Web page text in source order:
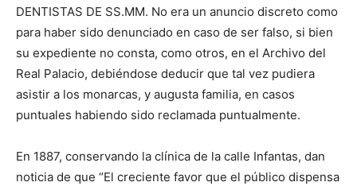
DENTISTAS DE SS.MM. No era un anuncio discreto como
para haber sido denunciado en caso de ser falso, si bien
su expediente no consta, como otros, en el Archivo del
Real Palacio, debiéndose deducir que tal vez pudiera
asistir a los monarcas, y augusta familia, en casos
puntuales habiendo sido reclamada puntualmente.
En 1887, conservando la clínica de la calle Infantas, dan
noticia de que “El creciente favor que el público dispensa